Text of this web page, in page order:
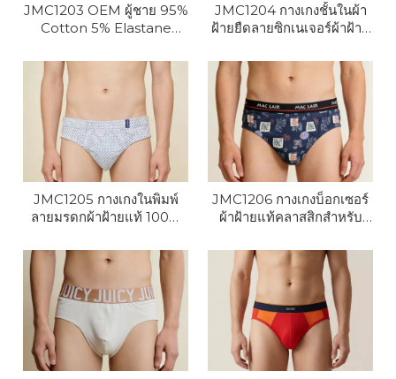
JMC1203 OEM ผู้ชาย 95%
Cotton 5% Elastane
อากาศ
JMC1204 กางเกงชั้นในผ้า
ฝ้ายยืดลายซิกเนเจอร์ผ้าฝ้าย
Elastane
JMC1205 กางเกงในพิมพ์
ลายมรดกผ้าฝ้ายแท้ 100%
JMC1206 กางเกงบ็อกเซอร์
ผ้าฝ้ายแท้คลาสสิกสำหรับ